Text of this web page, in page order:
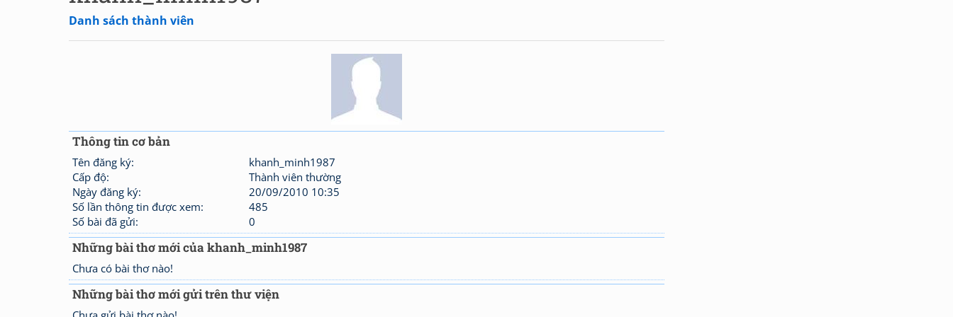
Danh sách thành viên
Thông tin cơ bản
Tên đăng ký:
khanh_minh1987
Cấp độ:
Thành viên thường
Ngày đăng ký:
20/09/2010 10:35
Số lần thông tin được xem:
485
Số bài đã gửi:
0
Những bài thơ mới của khanh_minh1987
Chưa có bài thơ nào!
Những bài thơ mới gửi trên thư viện